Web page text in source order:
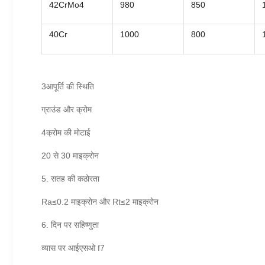
42CrMo4 980 850
40Cr 1000 800
3आपूर्ति की स्थिति
ग्राउंड और क्रोम
4क्रोम की मोटाई
20 से 30 माइक्रोन
5. सतह की कठोरता
Ra≤0.2 माइक्रोन और Rt≤2 माइक्रोन
6. दिन पर सहिष्णुता
व्यास पर आईएसओ f7